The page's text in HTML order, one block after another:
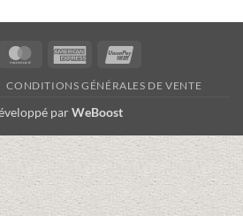
MasterCardAmerican
CONDITIONS GÉNÉRALES DE VENTE
parWeBoost